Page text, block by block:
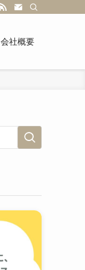
会社概要